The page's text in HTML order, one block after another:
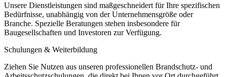
Unsere Dienstleistungen sind maßgeschneidert für Ihre spezifischen
Bedürfnisse, unabhängig von der Unternehmensgröße oder
Branche. Spezielle Beratungen stehen insbesondere für
Baugesellschaften und Investoren zur Verfügung.
Schulungen & Weiterbildung
Ziehen Sie Nutzen aus unseren professionellen Brandschutz- und